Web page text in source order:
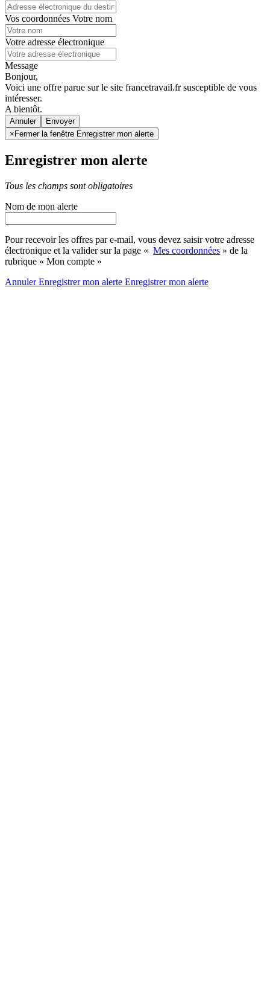
Vos coordonnées Votre nom
Votre adresse électronique
Message
Bonjour,
Voici une offre parue sur le site francetravail.fr susceptible de vous
intéresser.
A bientôt.
Annuler
× Fermer la fenêtre Enregistrer mon alerte
Enregistrer mon alerte
Tous les champs sont obligatoires
Nom de mon alerte
Pour recevoir les offres par e-mail, vous devez saisir votre adresse
électronique et la valider sur la page « Mes coordonnées » de la
rubrique « Mon compte »
AnnulerEnregistrer mon alerte Enregistrermon alerte